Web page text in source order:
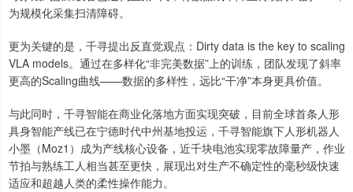
为规模化采集扫清障碍。
更为关键的是，千寻提出反直觉观点：Dirty data is the key to scaling
VLA models。通过在多样化“非完美数据”上的训练，团队发现了斜率
更高的Scaling曲线——数据的多样性，远比“干净”本身更具价值。
与此同时，千寻智能在商业化落地方面实现突破，目前全球首条人形
具身智能产线已在宁德时代中州基地投运，千寻智能旗下人形机器人
小墨（Moz1）成为产线核心设备，近千块电池实现零故障量产，作业
节拍与熟练工人相当甚至更快，展现出对生产不确定性的毫秒级快速
适应和超越人类的柔性操作能力。